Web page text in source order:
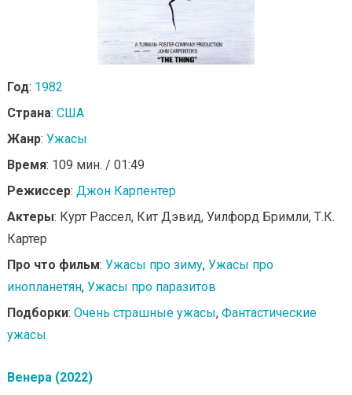
Год: 1982
Страна: США
Жанр: Ужасы
Время: 109 мин. / 01:49
Режиссер: Джон Карпентер
Актеры: Курт Рассел, Кит Дэвид, Уилфорд Бримли, Т.К.
Картер
Про что фильм: Ужасы про зиму, Ужасы про
инопланетян, Ужасы про паразитов
Подборки: Очень страшные ужасы, Фантастические
ужасы
Венера (2022)